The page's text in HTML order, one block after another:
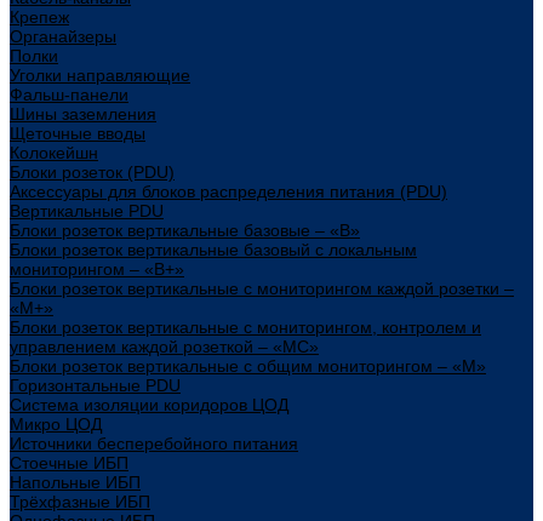
Крепеж
Органайзеры
Полки
Уголки направляющие
Фальш-панели
Шины заземления
Щеточные вводы
Колокейшн
Блоки розеток (PDU)
Аксессуары для блоков распределения питания (PDU)
Вертикальные PDU
Блоки розеток вертикальные базовые – «В»
Блоки розеток вертикальные базовый с локальным
мониторингом – «В+»
Блоки розеток вертикальные с мониторингом каждой розетки –
«М+»
Блоки розеток вертикальные с мониторингом, контролем и
управлением каждой розеткой – «МС»
Блоки розеток вертикальные с общим мониторингом – «М»
Горизонтальные PDU
Система изоляции коридоров ЦОД
Микро ЦОД
Источники бесперебойного питания
Стоечные ИБП
Напольные ИБП
Трёхфазные ИБП